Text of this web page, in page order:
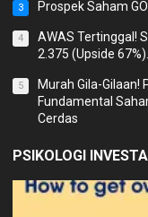
3 Prospek Saham
4
AWAS Tertinggal!
2.375 (Upside
5
Murah Gila-Gilaan!
Fundamental
Cerdas
PSIKOLOGI